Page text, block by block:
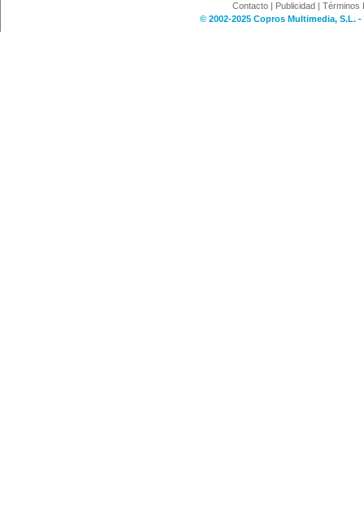
Contacto | Publicidad | Términos
© 2002-2025 Copros Multimedia, S.L.